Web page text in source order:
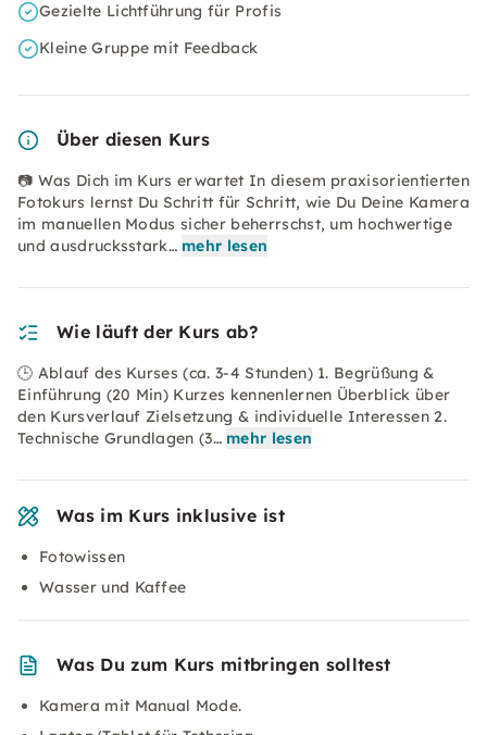
Gezielte Lichtführung für Profis
Kleine Gruppe mit Feedback
Über diesen Kurs
📷 Was Dich im Kurs erwartet In diesem praxisorientierten
Fotokurs lernst Du Schritt für Schritt, wie Du Deine Kamera
im manuellen Modus sicher beherrschst, um hochwertige
und ausdrucksstark… mehr lesen
Wie läuft der Kurs ab?
🕒 Ablauf des Kurses (ca. 3-4 Stunden) 1. Begrüßung &
Einführung (20 Min) Kurzes kennenlernen Überblick über
den Kursverlauf Zielsetzung & individuelle Interessen 2.
Technische Grundlagen (3… mehr lesen
Was im Kurs inklusive ist
Fotowissen
Wasser und Kaffee
Was Du zum Kurs mitbringen solltest
Kamera mit Manual Mode.